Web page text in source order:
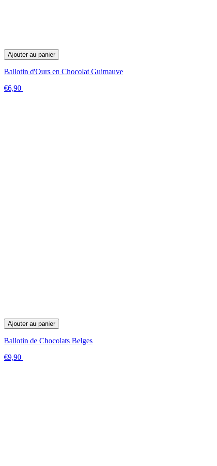
Ajouter au panier
Ballotin d'Ours en Chocolat Guimauve
€6,90
Ajouter au panier
Ballotin de Chocolats Belges
€9,90